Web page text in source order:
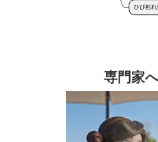
専門家